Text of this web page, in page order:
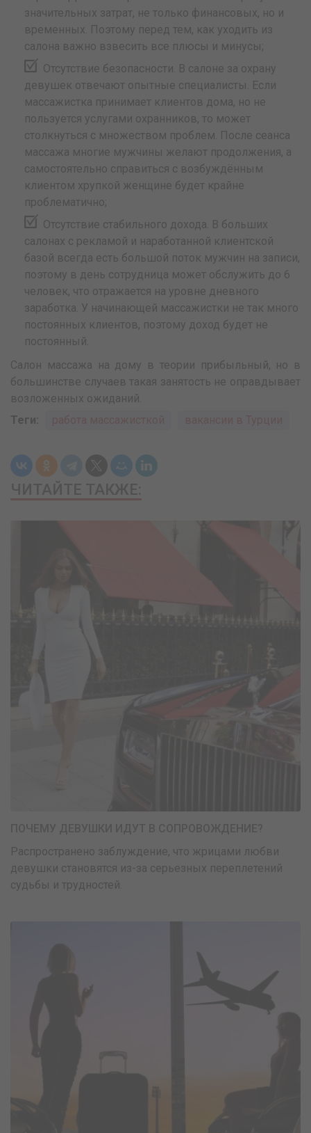
значительных затрат, не только финансовых, но и
временных. Поэтому перед тем, как уходить из
салона важно взвесить все плюсы и минусы;
Отсутствие безопасности. В салоне за охрану
девушек отвечают опытные специалисты. Если
массажистка принимает клиентов дома, но не
пользуется услугами охранников, то может
столкнуться с множеством проблем. После сеанса
массажа многие мужчины желают продолжения, а
самостоятельно справиться с возбуждённым
клиентом хрупкой женщине будет крайне
проблематично;
Отсутствие стабильного дохода. В больших
салонах с рекламой и наработанной клиентской
базой всегда есть большой поток мужчин на записи,
поэтому в день сотрудница может обслужить до 6
человек, что отражается на уровне дневного
заработка. У начинающей массажистки не так много
постоянных клиентов, поэтому доход будет не
постоянный.
Салон массажа на дому в теории прибыльный, но в
большинстве случаев такая занятость не оправдывает
возложенных ожиданий.
Теги:
работа массажисткой вакансии в Турции
Распространено заблуждение, что жрицами любви
девушки становятся из-за серьезных переплетений
судьбы и трудностей.